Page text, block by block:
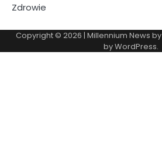
Zdrowie
Copyright © 2026 | Millennium News by
byWordPress.